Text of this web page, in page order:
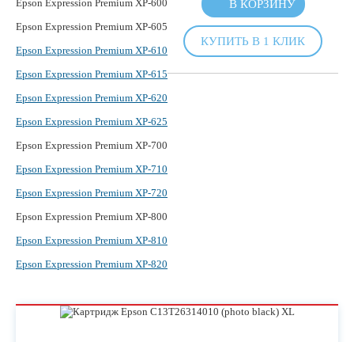
Epson Expression Premium XP-600
Epson Expression Premium XP-605
Epson Expression Premium XP-610
Epson Expression Premium XP-615
Epson Expression Premium XP-620
Epson Expression Premium XP-625
Epson Expression Premium XP-700
Epson Expression Premium XP-710
Epson Expression Premium XP-720
Epson Expression Premium XP-800
Epson Expression Premium XP-810
Epson Expression Premium XP-820
В КОРЗИНУ
КУПИТЬ В 1 КЛИК